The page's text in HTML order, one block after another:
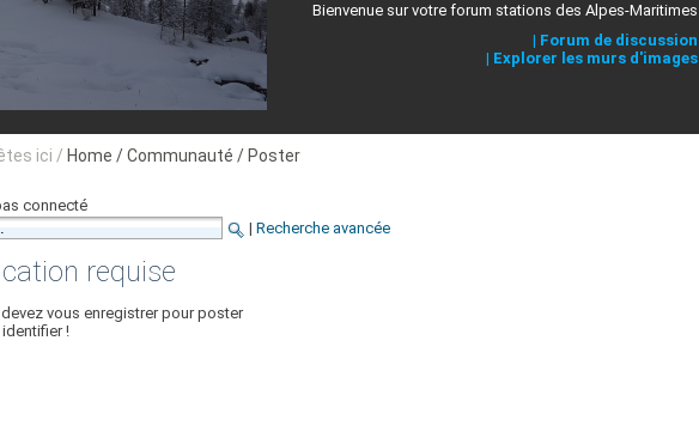
Bienvenue sur votre forum stations des Alpes-Maritimes
| Forum de discussion
| Explorer les murs d'images
ici / Home / Communauté / Poster
connecté
| Recherche avancée
requise
vous enregistrer pour poster
!